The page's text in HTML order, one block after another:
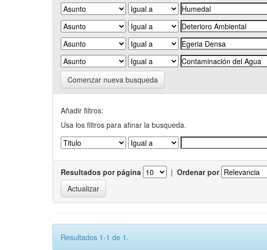
Comenzar nueva busqueda
Añadir filtros:
Usa los filtros para afinar la busqueda.
Resultados por página | Ordenar por
Resultados 1-1 de 1.